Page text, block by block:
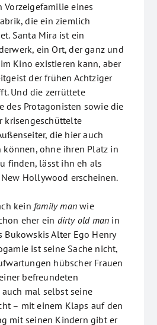
eines
die ein ziemlich
Santa Mira ist ein
ein Ort, der ganz und
Kino existieren kann, aber
der frühen Achtziger
Und die zerrüttete
des Protagonisten sowie die
krisengeschüttelte
die hier auch
können, ohne ihren Platz in
finden, lässt ihn eh als
Hollywood erscheinen.
kein family man wie
eher ein dirty old man in
Bukowskis Alter Ego Henry
ist seine Sache nicht,
hübscher Frauen
befreundeten
mal selbst seine
– mit einem Klaps auf den
mit seinen Kindern gibt er